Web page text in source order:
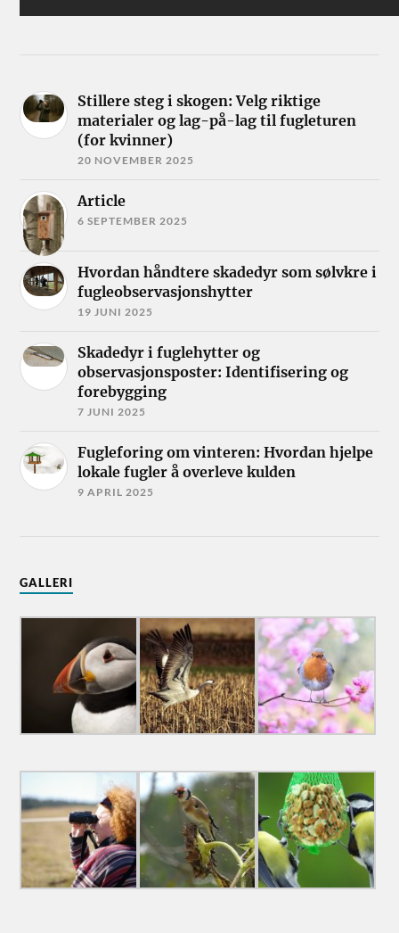
Stillere steg i skogen: Velg riktige
materialer og lag-på-lag til fugleturen
(for kvinner)
20 NOVEMBER 2025
Article
6 SEPTEMBER 2025
Hvordan håndtere skadedyr som sølvkre i
fugleobservasjonshytter
19 JUNI 2025
Skadedyr i fuglehytter og
observasjonsposter: Identifisering og
forebygging
7 JUNI 2025
Fugleforing om vinteren: Hvordan hjelpe
lokale fugler å overleve kulden
9 APRIL 2025
GALLERI